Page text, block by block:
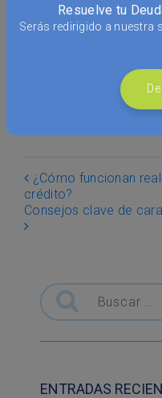
Post
¿Cómo funcionan
crédito?
Consejos clave de
Buscar
ENTRADAS
Resuelve tu
Serás redirigido a nuestra